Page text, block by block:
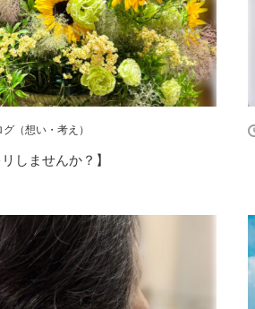
グ（想い・考え）
しませんか？】